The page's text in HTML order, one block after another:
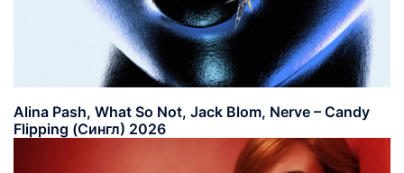
Alina Pash, What So Not, Jack Blom, Nerve – Candy
Flipping (Сингл) 2026